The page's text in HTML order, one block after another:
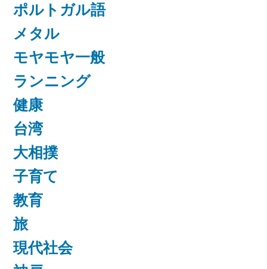
ポルトガル語
メタル
モヤモヤ一般
ランニング
健康
台湾
大相撲
子育て
教育
旅
現代社会